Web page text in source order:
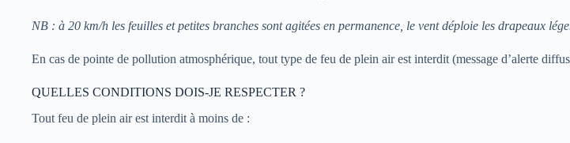
NB : à 20 km/h les feuilles et petites branches sont agitées en permanence, le vent déploie les drapeaux
En cas de pointe de pollution atmosphérique, tout type de feu de plein air est interdit (message d’alerte
QUELLES CONDITIONS DOIS-JE RESPECTER ?
Tout feu de plein air est interdit à moins de :